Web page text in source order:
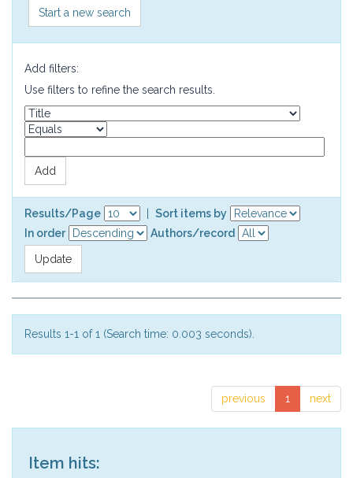
Start a new search
Add filters:
Use filters to refine the search results.
Results/Page
Sort items by
In order
Authors/record
Results 1-1 of 1 (Search time: 0.003 seconds).
previous 1 next
Item hits: